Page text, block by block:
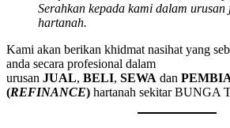
Serahkan kepada kami dalam urusan
hartanah.
Kami akan berikan khidmat nasihat yang
anda secara profesional dalam
urusan JUAL, BELI, SEWA dan
(REFINANCE) hartanah sekitar